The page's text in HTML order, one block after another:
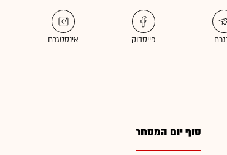
סוף יום המסחר